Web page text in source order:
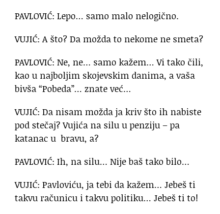
PAVLOVIĆ: Lepo… samo malo nelogično.
VUJIĆ: A što? Da možda to nekome ne smeta?
PAVLOVIĆ: Ne, ne… samo kažem… Vi tako čili,
kao u najboljim skojevskim danima, a vaša
bivša “Pobeda”… znate već…
VUJIĆ: Da nisam možda ja kriv što ih nabiste
pod stečaj? Vujića na silu u penziju – pa
katanac u bravu, a?
PAVLOVIĆ: Ih, na silu… Nije baš tako bilo…
VUJIĆ: Pavloviću, ja tebi da kažem… Jebeš ti
takvu računicu i takvu politiku… Jebeš ti to!